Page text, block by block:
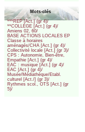
Mots-clés
***REP [Act.] (gr 4)/
**COLLEGE [Act.] (gr 4)/
Amiens 02, 60/
BASE ACTIONS LOCALES EP
Classe à horaires
aménagés/CHA [Act.] (gr 4)/
Collectivité locale [Act.] (gr 3)/
CPS : Autonomie, Bien-être,
Empathie [Act.] (gr 4)/
EAC : musique [Act.] (gr 4)/
EAC [Act.] (gr 4)/
Musée/Médiathèque/Etabl.
culturel [Act./] (gr 3)/
Rythmes scol., OTS [Act.] (gr
5)/